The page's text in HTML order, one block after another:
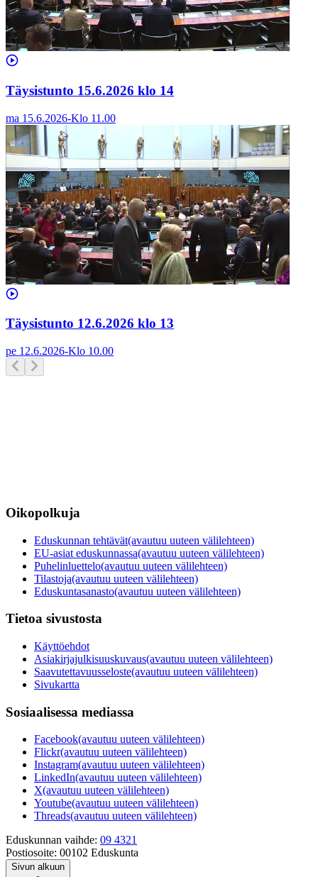
Täysistunto 15.6.2026 klo 14
ma 15.6.2026-Klo 11.00
Täysistunto 12.6.2026 klo 13
pe 12.6.2026-Klo 10.00
Oikopolkuja
Eduskunnan tehtävät(avautuu uuteen välilehteen)
EU-asiat eduskunnassa(avautuu uuteen välilehteen)
Puhelinluettelo(avautuu uuteen välilehteen)
Tilastoja(avautuu uuteen välilehteen)
Eduskuntasanasto(avautuu uuteen välilehteen)
Tietoa sivustosta
Käyttöehdot
Asiakirjajulkisuuskuvaus(avautuu uuteen välilehteen)
Saavutettavuusseloste(avautuu uuteen välilehteen)
Sivukartta
Sosiaalisessa mediassa
Facebook(avautuu uuteen välilehteen)
Flickr(avautuu uuteen välilehteen)
Instagram(avautuu uuteen välilehteen)
LinkedIn(avautuu uuteen välilehteen)
X(avautuu uuteen välilehteen)
Youtube(avautuu uuteen välilehteen)
Threads(avautuu uuteen välilehteen)
Eduskunnan vaihde: 09 4321
Postiosoite: 00102 Eduskunta
Sivun alkuun